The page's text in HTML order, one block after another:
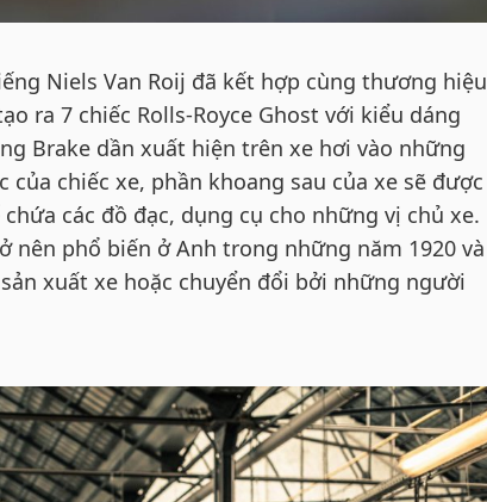
Niels Van Roij đã kết hợp cùng thương hiệu
ra 7 chiếc Rolls-Royce Ghost với kiểu dáng
Brake dần xuất hiện trên xe hơi vào những
của chiếc xe, phần khoang sau của xe sẽ được
các đồ đạc, dụng cụ cho những vị chủ xe.
nên phổ biến ở Anh trong những năm 1920 và
xuất xe hoặc chuyển đổi bởi những người